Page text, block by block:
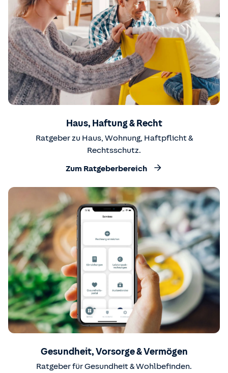
Haus, Haftung & Recht
Ratgeber zu Haus, Wohnung, Haftpflicht &
Rechtsschutz.
Zum Ratgeberbereich
Gesundheit, Vorsorge & Vermögen
Ratgeber für Gesundheit & Wohlbefinden.